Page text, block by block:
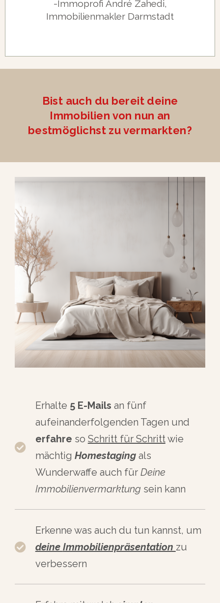
-Immoprofi André Zahedi,
Immobilienmakler Darmstadt
Bist auch du bereit deine
Immobilien von nun an
bestmöglichst zu vermarkten?
Erhalte 5 E-Mails an fünf
aufeinanderfolgenden Tagen und
erfahre so Schritt für Schrittwie
mächtig Homestaging als
Wunderwaffe auch für Deine
Immobilienvermarktungsein kann
Erkenne was auch du tun kannst, um
deine Immobilienpräsentation zu
verbessern